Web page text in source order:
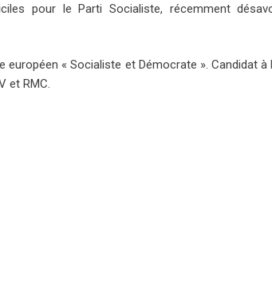
pour le Parti Socialiste, récemment
« Socialiste et Démocrate ». Candidat à
et RMC.